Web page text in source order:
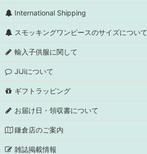
International Shipping
スモッキングワンピースのサイズについて
輸入子供服に関して
JiJiについて
ギフトラッピング
お届け日・領収書について
鎌倉店のご案内
雑誌掲載情報